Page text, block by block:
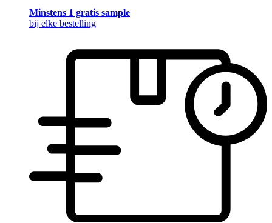
Minstens 1 gratis sample
bij elke bestelling